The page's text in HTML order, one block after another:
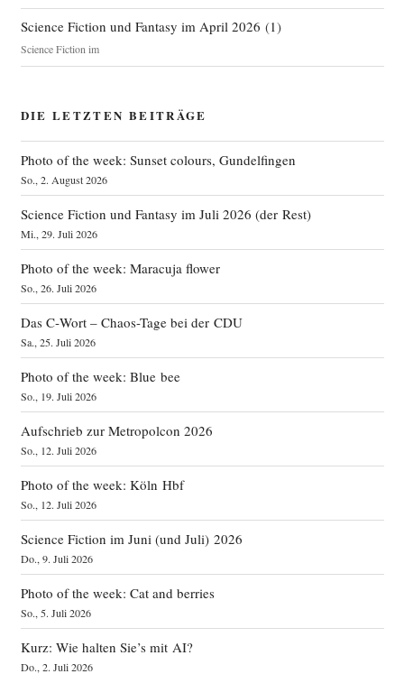
Science Fiction und Fantasy im April 2026 (1)
Science Fiction im
DIE LETZTEN BEITRÄGE
Photo of the week: Sunset colours, Gundelfingen
So., 2. August 2026
Science Fiction und Fantasy im Juli 2026 (der Rest)
Mi., 29. Juli 2026
Photo of the week: Maracuja flower
So., 26. Juli 2026
Das C‑Wort – Chaos-Tage bei der CDU
Sa., 25. Juli 2026
Photo of the week: Blue bee
So., 19. Juli 2026
Aufschrieb zur Metropolcon 2026
So., 12. Juli 2026
Photo of the week: Köln Hbf
So., 12. Juli 2026
Science Fiction im Juni (und Juli) 2026
Do., 9. Juli 2026
Photo of the week: Cat and berries
So., 5. Juli 2026
Kurz: Wie halten Sie’s mit AI?
Do., 2. Juli 2026